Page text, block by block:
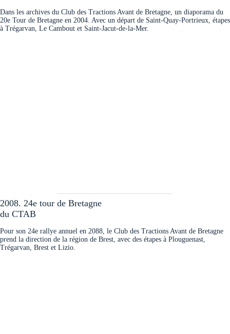
Dans les archives du Club des Tractions Avant de Bretagne, un diaporama du
20e Tour de Bretagne en 2004. Avec un départ de Saint-Quay-Portrieux, étapes
à Trégarvan, Le Cambout et Saint-Jacut-de-la-Mer.
2008. 24e tour de Bretagne
du CTAB
Pour son 24e rallye annuel en 2088, le Club des Tractions Avant de Bretagne
prend la direction de la région de Brest, avec des étapes à Plouguenast,
Trégarvan, Brest et Lizio.